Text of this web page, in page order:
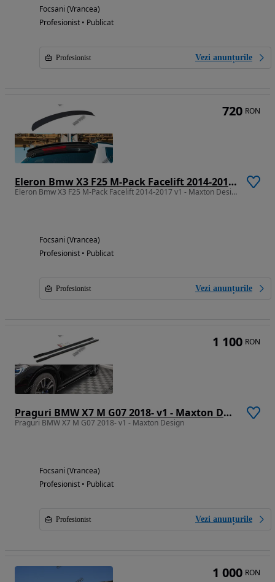
Focsani (Vrancea)
Profesionist • Publicat
Profesionist Vezi anunțurile
Eleron Bmw X3 F25 M-Pack Facelift 2014-2017 v1 - Maxton Design
Eleron Bmw X3 F25 M-Pack Facelift 2014-2017 v1 - Maxton Design
Focsani (Vrancea)
Profesionist • Publicat
Profesionist Vezi anunțurile
720 RON
Praguri BMW X7 M G07 2018- v1 - Maxton Design
Praguri BMW X7 M G07 2018- v1 - Maxton Design
Focsani (Vrancea)
Profesionist • Publicat
Profesionist Vezi anunțurile
1 100 RON
1 000 RON